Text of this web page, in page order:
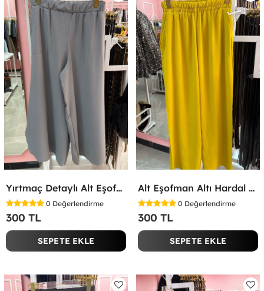
Yırtmaç Detaylı Alt Eşofman Altı Gri
0 Değerlendirme
300 TL
SEPETE EKLE
Alt Eşofman Altı Hardal Sarısı
0 Değerlendirme
300 TL
SEPETE EKLE